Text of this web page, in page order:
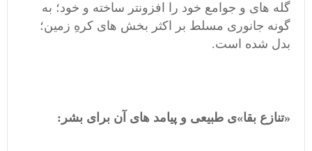
گله های و جوامع خود را افزونتر ساخته و خود؛ به
گونه جانوری مسلط بر اکثر بخش های کرهِ زمین؛
بدل شده است.
«تنازع بقا»ی طبیعی و پیامد های آن برای بشر: